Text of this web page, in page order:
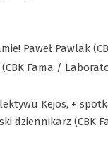
Paweł Pawlak
(CBK Fama /
Kejos, +
dziennikarz (CBK